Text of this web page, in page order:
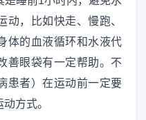
动，比如快走、慢跑、
体的血液循环和水液代
善眼袋有一定帮助。不
患者）在运动前一定要
方式。